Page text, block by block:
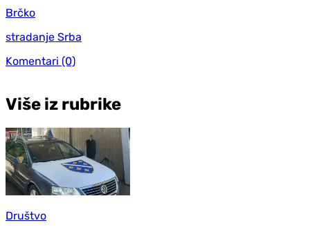
Brčko
stradanje Srba
Komentari (0)
Više iz rubrike
Društvo